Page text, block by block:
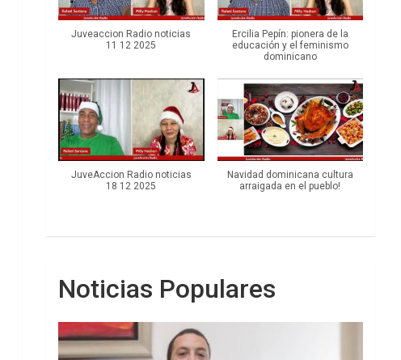
Juveaccion Radio noticias
11 12 2025
Ercilia Pepín: pionera de la
educación y el feminismo
dominicano
JuveAccion Radio noticias
18 12 2025
Navidad dominicana cultura
arraigada en el pueblo!
Noticias Populares